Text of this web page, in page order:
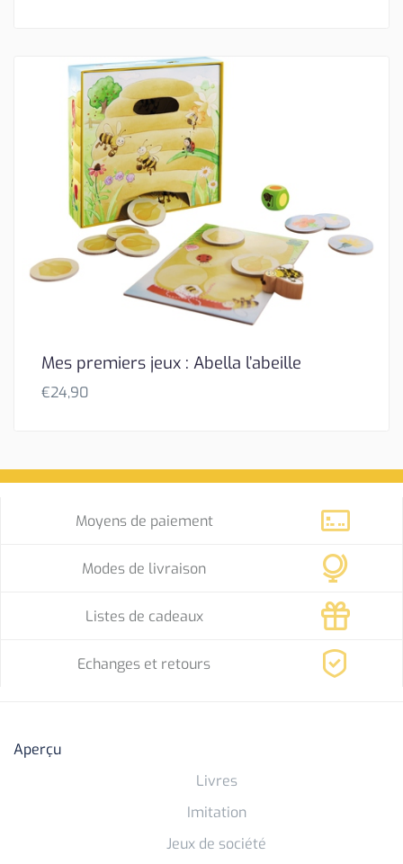
Mes premiers jeux : Abella l’abeille
€24,90
Moyens de paiement
Modes de livraison
Listes de cadeaux
Echanges et retours
Aperçu
Livres
Imitation
Jeux de société